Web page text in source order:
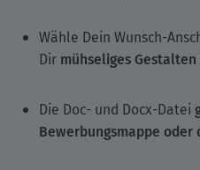
Wähle Dein Wunsch-
Dir mühseliges
Die Doc- und Docx-Datei
Bewerbungsmappe oder